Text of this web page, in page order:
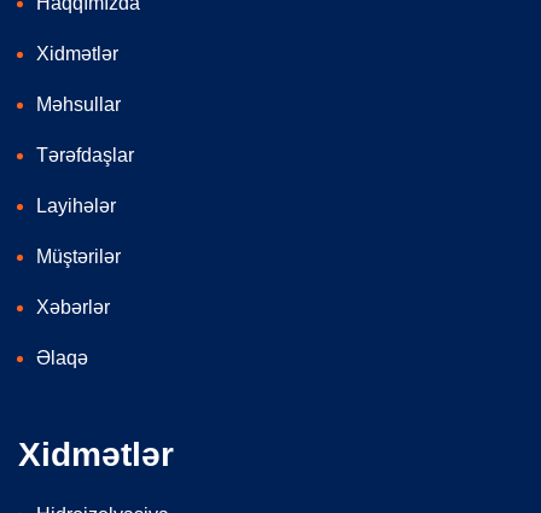
Xidmətlər
Məhsullar
Tərəfdaşlar
Layihələr
Müştərilər
Xəbərlər
Əlaqə
Xidmətlər